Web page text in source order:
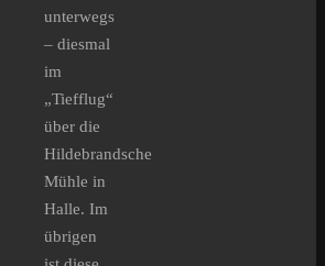
unterwegs
– diesmal
im
„Tiefflug“
über die
Hildebrandsche
Mühle in
Halle. Im
übrigen